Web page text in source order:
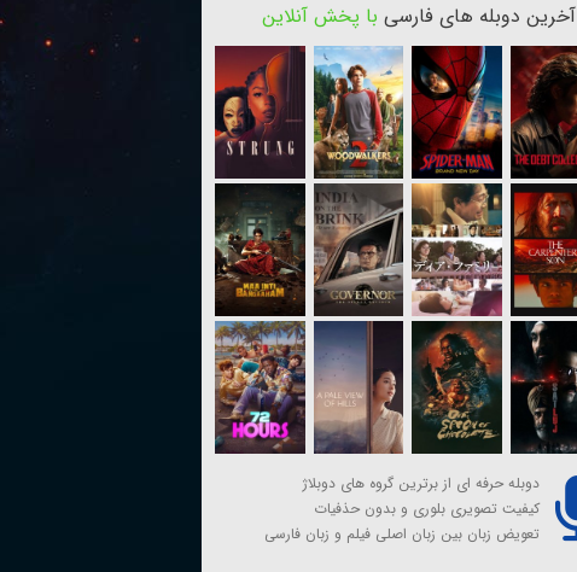
آخرین دوبله های فارسی با پخش آنلاین
دوبله حرفه ای از برترین گروه های دوبلاژ
کیفیت تصویری بلوری و بدون حذفیات
تعویض زبان بین زبان اصلی فیلم و زبان فارسی